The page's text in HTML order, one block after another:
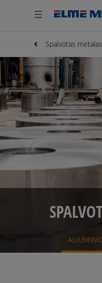
Spalvotas metalas